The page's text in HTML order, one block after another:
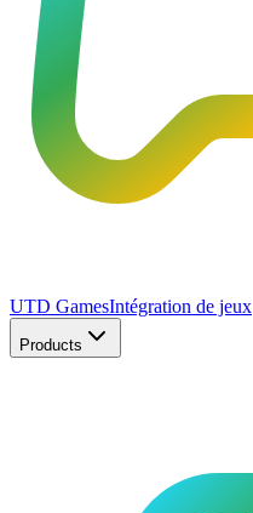
UTD GamesIntégration de jeux
Products